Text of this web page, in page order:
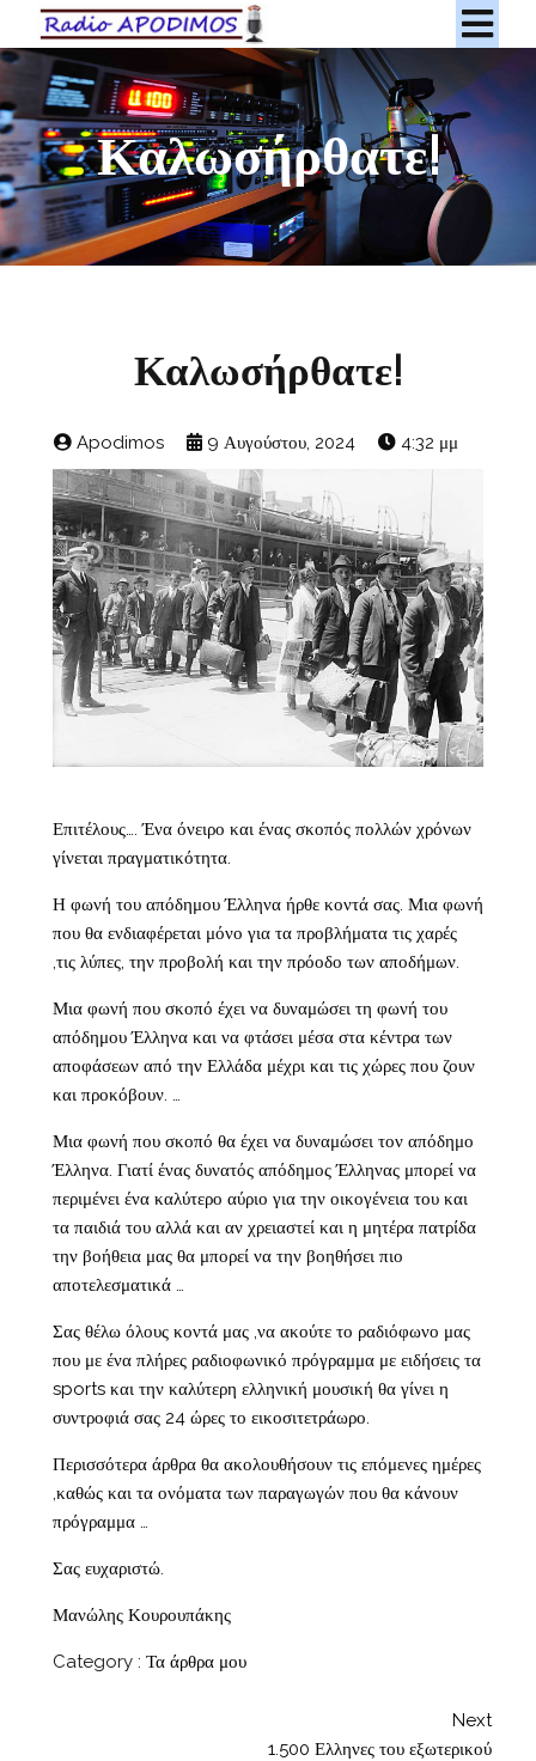
Καλωσήρθατε!
Καλωσήρθατε!
Apodimos 9 Αυγούστου, 2024 4:32 μμ
Επιτέλους…. Ένα όνειρο και ένας σκοπός πολλών χρόνων
γίνεται πραγματικότητα.
Η φωνή του απόδημου Έλληνα ήρθε κοντά σας. Μια φωνή
που θα ενδιαφέρεται μόνο για τα προβλήματα τις χαρές
,τις λύπες, την προβολή και την πρόοδο των αποδήμων.
Μια φωνή που σκοπό έχει να δυναμώσει τη φωνή του
απόδημου Έλληνα και να φτάσει μέσα στα κέντρα των
αποφάσεων από την Ελλάδα μέχρι και τις χώρες που ζουν
και προκόβουν. …
Μια φωνή που σκοπό θα έχει να δυναμώσει τον απόδημο
Έλληνα. Γιατί ένας δυνατός απόδημος Έλληνας μπορεί να
περιμένει ένα καλύτερο αύριο για την οικογένεια του και
τα παιδιά του αλλά και αν χρειαστεί και η μητέρα πατρίδα
την βοήθεια μας θα μπορεί να την βοηθήσει πιο
αποτελεσματικά …
Σας θέλω όλους κοντά μας ,να ακούτε το ραδιόφωνο μας
που με ένα πλήρες ραδιοφωνικό πρόγραμμα με ειδήσεις τα
sports και την καλύτερη ελληνική μουσική θα γίνει η
συντροφιά σας 24 ώρες το εικοσιτετράωρο.
Περισσότερα άρθρα θα ακολουθήσουν τις επόμενες ημέρες
,καθώς και τα ονόματα των παραγωγών που θα κάνουν
πρόγραμμα …
Σας ευχαριστώ.
Μανώλης Κουρουπάκης
Category : Τα άρθρα μου
Next
1.500 Ελληνες του εξωτερικού